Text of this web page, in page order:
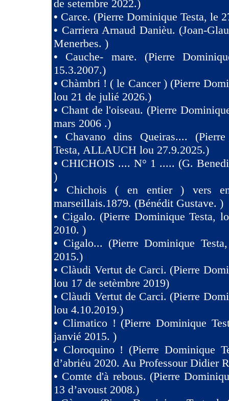
de setembre 2022.)
• Carce. (Pierre Dominique Testa, le
• Carriera Arnaud Danièu. (Joan-
Menerbes. )
• Cauche- mare. (Pierre
15.3.2007.)
• Chàmbri ! ( le Cancer ) (Pierre
lou 21 de julié 2026.)
• Chant de l'oiseau. (Pierre
mars 2006 .)
• Chavano dins Queiras....
Testa, ALLAUCH lou 27.9.2025.)
• CHICHOIS .... N° 1 ..... (G.
)
• Chichois ( en entier ) vers
marseillais.1879. (Bénédit Gustave. )
• Cigalo. (Pierre Dominique Testa,
2010. )
• Cigalo... (Pierre Dominique
2015.)
• Clàudi Vertut de Carci. (Pierre
lou 17 de setèmbre 2019)
• Clàudi Vertut de Carci. (Pierre
lou 4.10.2019.)
• Climatico ! (Pierre Dominique
janvié 2015. )
• Cloroquino ! (Pierre Dominique
d’abriéu 2020. Au Professour Didier
• Comte d'à rebous. (Pierre
13 d’avoust 2008.)